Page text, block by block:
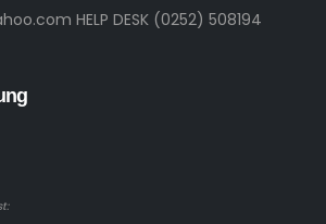
HELP DESK (0252) 508194